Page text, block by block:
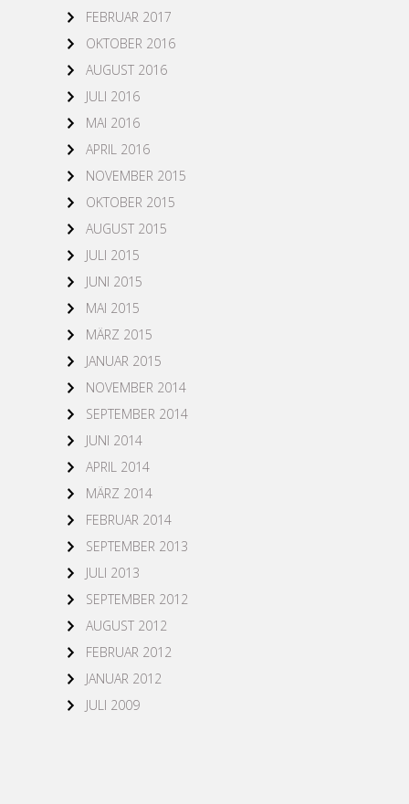
FEBRUAR 2017
OKTOBER 2016
AUGUST 2016
JULI 2016
MAI 2016
APRIL 2016
NOVEMBER 2015
OKTOBER 2015
AUGUST 2015
JULI 2015
JUNI 2015
MAI 2015
MÄRZ 2015
JANUAR 2015
NOVEMBER 2014
SEPTEMBER 2014
JUNI 2014
APRIL 2014
MÄRZ 2014
FEBRUAR 2014
SEPTEMBER 2013
JULI 2013
SEPTEMBER 2012
AUGUST 2012
FEBRUAR 2012
JANUAR 2012
JULI 2009